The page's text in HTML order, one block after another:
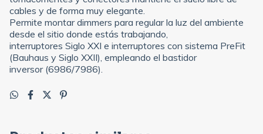
cables y de forma muy elegante.
Permite montar dimmers para regular la luz del ambiente
desde el sitio donde estás trabajando,
interruptores Siglo XXI e interruptores con sistema PreFit
(Bauhaus y Siglo XXII), empleando el bastidor
inversor (6986/7986).